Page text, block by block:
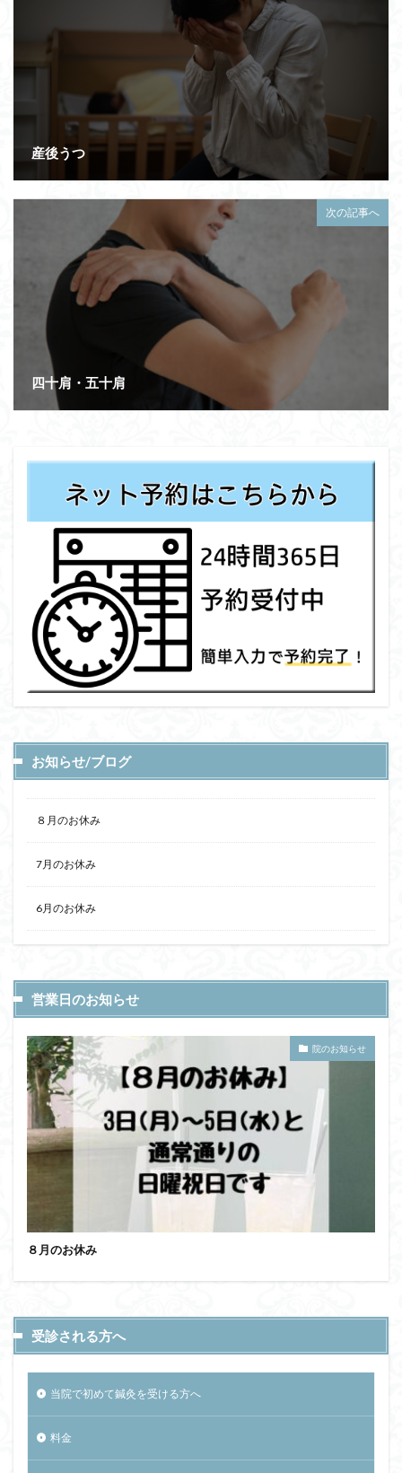
産後うつ
次の記事へ
四十肩・五十肩
お知らせ/ブログ
８月のお休み
7月のお休み
6月のお休み
営業日のお知らせ
院のお知らせ
８月のお休み
受診される方へ
当院で初めて鍼灸を受ける方へ
料金